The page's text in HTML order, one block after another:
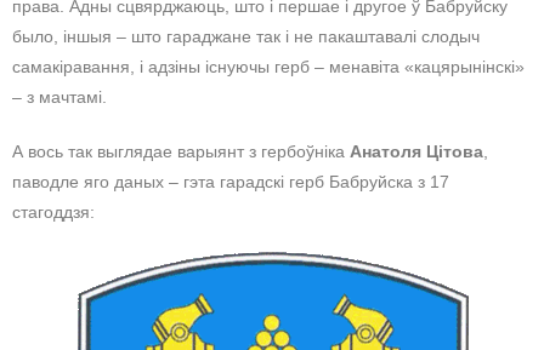
права. Адны сцвярджаюць, што і першае і другое ў Бабруйску
было, іншыя – што гараджане так і не пакаштавалі слодыч
самакіравання, і адзіны існуючы герб – менавіта «кацярынінскі»
– з мачтамі.
А вось так выглядае варыянт з гербоўніка Анатоля Цітова
паводле яго даных – гэта гарадскі герб Бабруйска з 17
стагоддзя: